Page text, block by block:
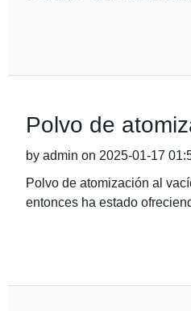
Polvo de
by admin on 2025-01-17
Polvo de atomización al
entonces ha estado